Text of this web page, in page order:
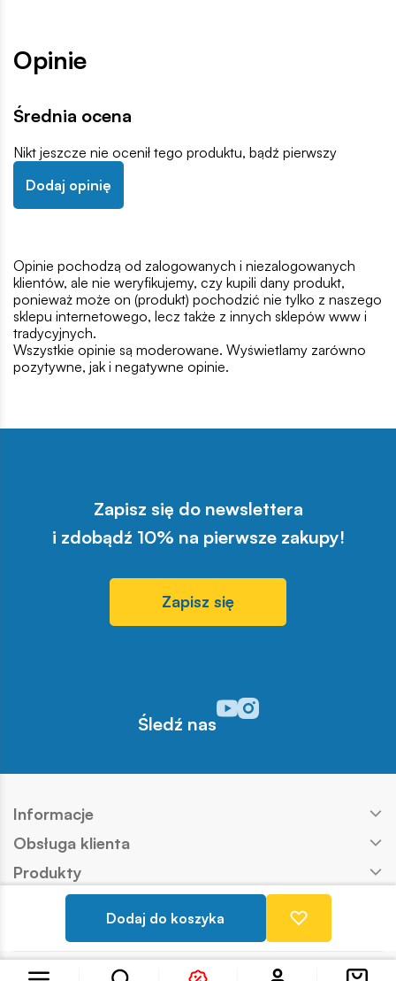
Dodaj do koszyka
Opinie
Średnia ocena
Nikt jeszcze nie ocenił tego produktu, bądź pierwszy
Dodaj opinię
Opinie pochodzą od zalogowanych i niezalogowanych
klientów, ale nie weryfikujemy, czy kupili dany produkt,
ponieważ może on (produkt) pochodzić nie tylko z naszego
sklepu internetowego, lecz także z innych sklepów www i
tradycyjnych.
Wszystkie opinie są moderowane. Wyświetlamy zarówno
pozytywne, jak i negatywne opinie.
Zapisz się do newslettera
i zdobądź 10% na pierwsze zakupy!
Zapisz się
Śledź nas
Odwiedź nasz profil w
Odwiedź nasz profil w
Informacje
Obsługa klienta
Produkty
Kontakt
Copyright © COBI SA Realizacja: Ideo